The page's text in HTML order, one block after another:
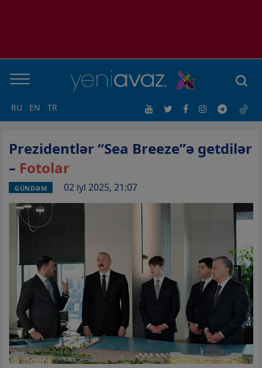
RU EN TR
Prezidentlər “Sea Breeze”ə getdilər
– Fotolar
GÜNDƏM 02 iyl 2025, 21:07